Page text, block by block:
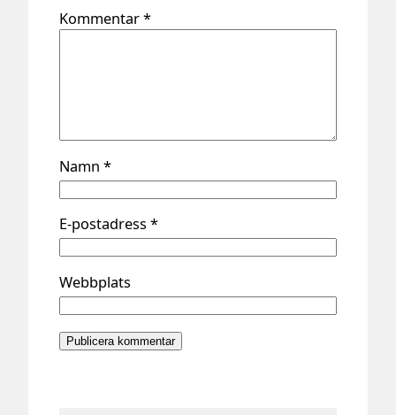
Kommentar*
Namn*
E-postadress*
Webbplats